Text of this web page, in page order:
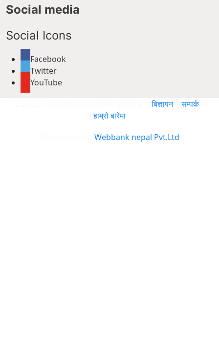
Social media
Social Icons
Facebook
Twitter
YouTube
© 2026: Fast news मा सर्वाधिक सुरक्षित छ ।बिज्ञापन|सम्पर्क
हाम्रो बारेमा
Webbank nepal Pvt.Ltd